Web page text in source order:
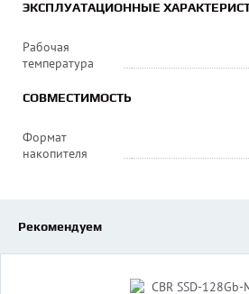
ЭКСПЛУАТАЦИОННЫЕ
Рабочая
температура
СОВМЕСТИМОСТЬ
Формат
накопителя
Рекомендуем